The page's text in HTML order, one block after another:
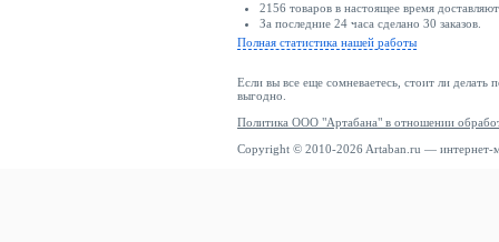
2156 товаров в настоящее время
За последние 24 часа сделано 30 заказов.
Полная статистика нашей работы
Если вы все еще сомневаетесь, стоит ли делать
выгодно.
Политика ООО "Артабана" в отношении
Copyright © 2010-2026 Artaban.ru — интернет-